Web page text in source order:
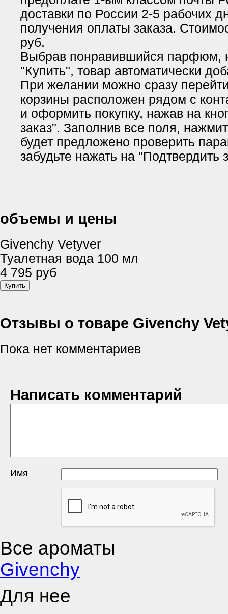
доставки по России 2-5 рабочих
получения оплаты заказа.
руб.
Выбрав понравившийся парфюм,
"Купить", товар автоматически
При желании можно сразу
корзины расположен рядом с
и оформить покупку, нажав на
заказ". Заполнив все поля,
будет предложено проверить
забудьте нажать на "Подтвердить
объемы и цены
Givenchy Vetyver
Туалетная вода 100 мл
4 795 руб
Отзывы о товаре Givenchy
Пока нет комментариев
Написать комментарий
Имя
Все ароматы
Givenchy
Для нее